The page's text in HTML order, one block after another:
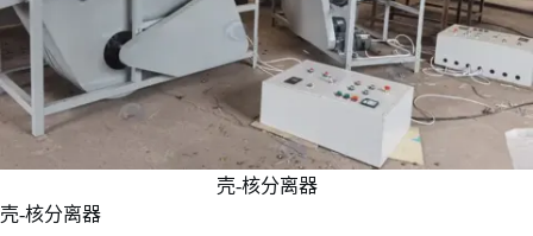
壳-核分离器
壳-核分离器